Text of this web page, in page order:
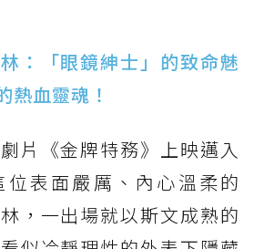
：「眼鏡紳士」的致命魅
熱血靈魂！
片《金牌特務》上映邁入
表面嚴厲、內心溫柔的
，一出場就以斯文成熟的